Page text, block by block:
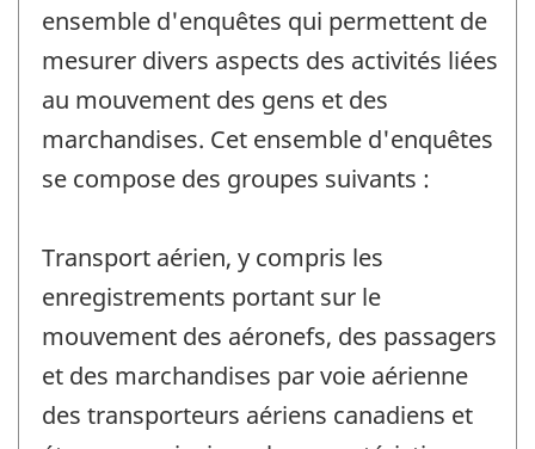
ensemble d'enquêtes qui permettent de
mesurer divers aspects des activités liées
au mouvement des gens et des
marchandises. Cet ensemble d'enquêtes
se compose des groupes suivants :
Transport aérien, y compris les
enregistrements portant sur le
mouvement des aéronefs, des passagers
et des marchandises par voie aérienne
des transporteurs aériens canadiens et